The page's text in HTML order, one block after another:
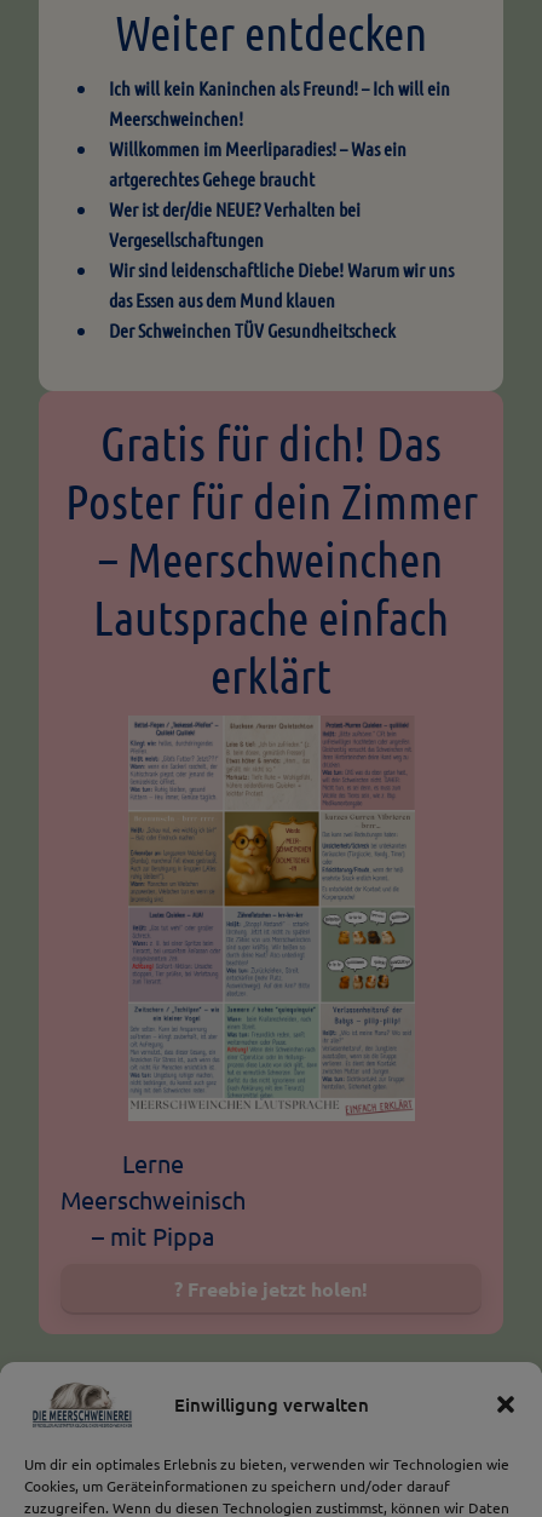
Einwilligung verwalten
Um dir ein optimales Erlebnis zu bieten, verwenden wir Technologien wie
Cookies, um Geräteinformationen zu speichern und/oder darauf
zuzugreifen. Wenn du diesen Technologien zustimmst, können wir Daten
Weiter entdecken
Ich will kein Kaninchen als Freund! – Ich will ein
Meerschweinchen!
Willkommen im Meerliparadies! – Was ein
artgerechtes Gehege braucht
Wer ist der/die NEUE? Verhalten bei
Vergesellschaftungen
Wir sind leidenschaftliche Diebe! Warum wir uns
das Essen aus dem Mund klauen
Der Schweinchen TÜV Gesundheitscheck
Gratis für dich! Das
Poster für dein Zimmer
– Meerschweinchen
Lautsprache einfach
erklärt
Lerne
Meerschweinisch
– mit Pippa
? Freebie jetzt holen!
So kommunizieren Meerschweinchen mit ihrem Körper
Nächster Artikel